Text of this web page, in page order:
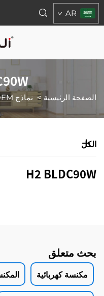
AR
الصفحة الرئيسية > نماذج OEM وODM
الكل
H2 BLDC90W
بحث متعلق
مكنسة كهربائية